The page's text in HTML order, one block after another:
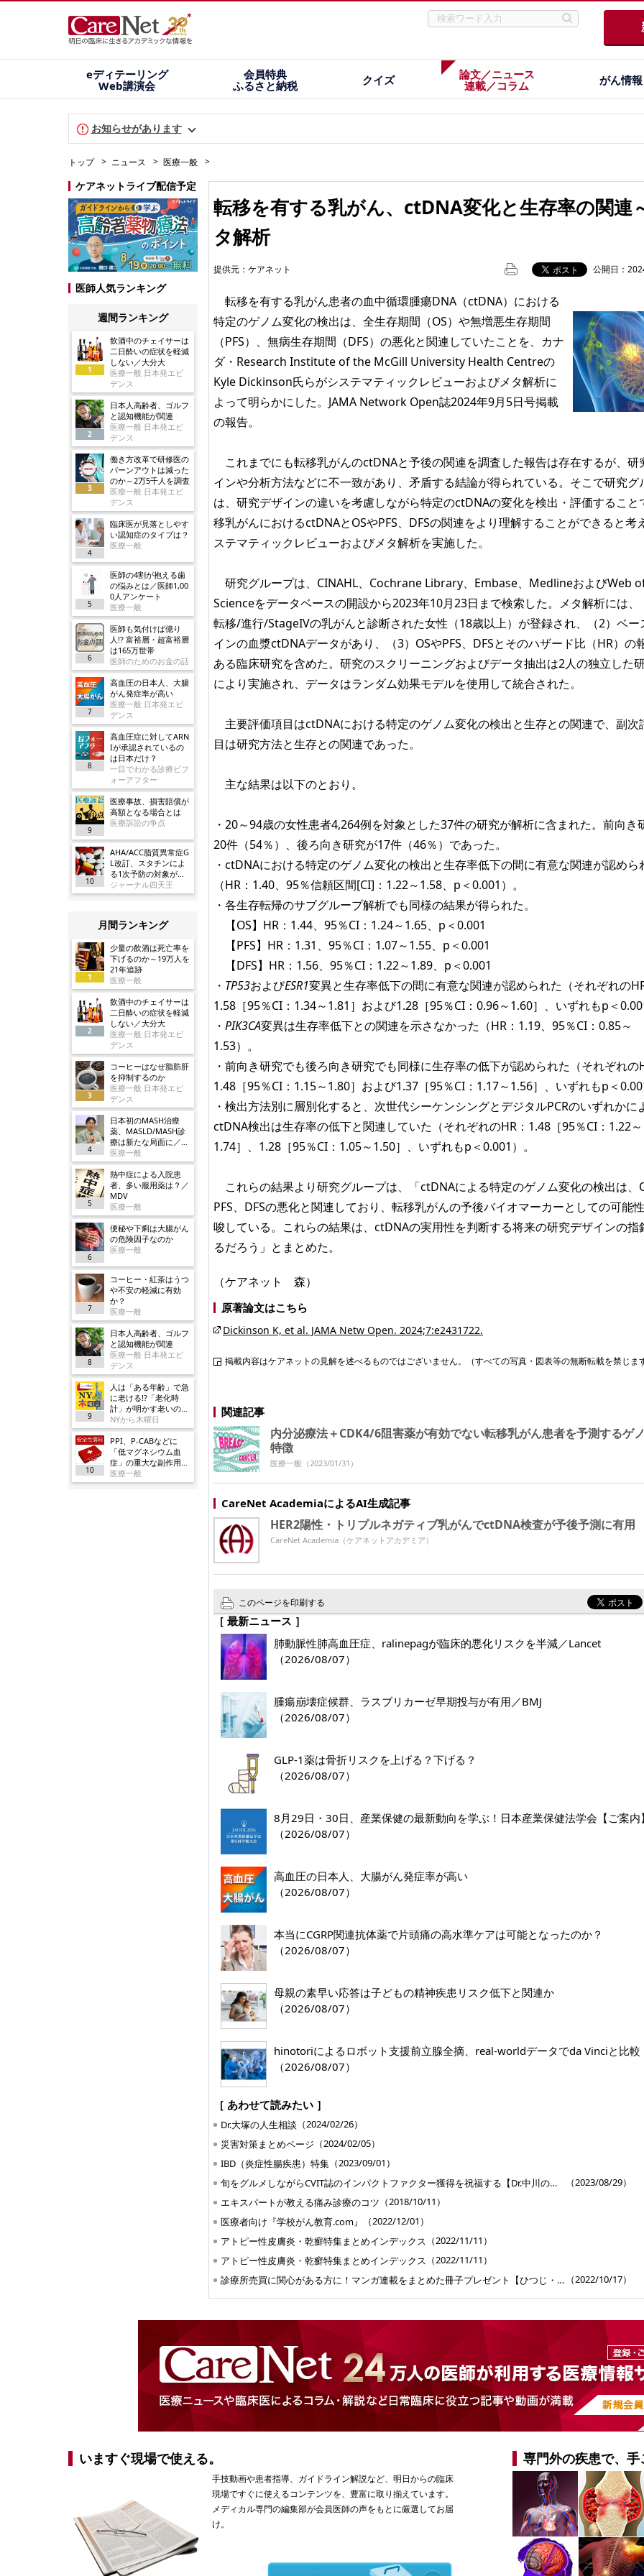
eディテーリング
Web講演会
会員特典
ふるさと納税
クイズ
論文／ニュース
連載／コラム
がん情報
お知らせがあります
トップ ニュース 医療一般
ケアネットライブ配信予定
医師人気ランキング
週間ランキング
1
飲酒中のチェイサーは
二日酔いの症状を軽減
しない／大分大
医療一般 日本発エビ
デンス
2
日本人高齢者、ゴルフ
と認知機能が関連
医療一般 日本発エビ
デンス
3
働き方改革で研修医の
バーンアウトは減った
のか～2万5千人を調査
医療一般 日本発エビ
デンス
4
臨床医が見落としやす
い認知症のタイプは？
医療一般
5
医師の4割が抱える歯
の悩みとは／医師1,00
0人アンケート
医療一般
6
医師も気付けば億り
人!? 富裕層・超富裕層
は165万世帯
医師のためのお金の話
7
高血圧の日本人、大腸
がん発症率が高い
医療一般 日本発エビ
デンス
8
高血圧症に対してARN
Iが承認されているの
は日本だけ？
一目でわかる診療ビフ
ォーアフター
9
医療事故、損害賠償が
高額となる場合とは
医療訴訟の争点
10
AHA/ACC脂質異常症G
L改訂、スタチンによ
る1次予防の対象が大
幅に拡大／JAMA
ジャーナル四天王
月間ランキング
1
少量の飲酒は死亡率を
下げるのか～19万人を
21年追跡
医療一般
2
飲酒中のチェイサーは
二日酔いの症状を軽減
しない／大分大
医療一般 日本発エビ
デンス
3
コーヒーはなぜ脂肪肝
を抑制するのか
医療一般 日本発エビ
デンス
4
日本初のMASH治療
薬、MASLD/MASH診
療は新たな局面に／ノ
ボ
医療一般
5
熱中症による入院患
者、多い服用薬は？／
MDV
医療一般
6
便秘や下痢は大腸がん
の危険因子なのか
医療一般
7
コーヒー・紅茶はうつ
や不安の軽減に有効
か？
医療一般
8
日本人高齢者、ゴルフ
と認知機能が関連
医療一般 日本発エビ
デンス
9
人は「ある年齢」で急
に老ける!?「老化時
計」が明かす老いの正
体
NYから木曜日
10
PPI、P-CABなどに
「低マグネシウム血
症」の重大な副作用追
加／厚労省
医療一般
転移を有する乳がん、ctDNA変化と生存率の関連
タ解析
提供元： ケアネット 公開日：
転移を有する乳がん患者の血中循環腫瘍DNA（ctDNA）における
特定のゲノム変化の検出は、全生存期間（OS）や無増悪生存期間
（PFS）、無病生存期間（DFS）の悪化と関連していたことを、カナ
ダ・Research Institute of the McGill University Health Centreの
Kyle Dickinson氏らがシステマティックレビューおよびメタ解析に
よって明らかにした。JAMA Network Open誌2024年9月5日号掲載
の報告。
これまでにも転移乳がんのctDNAと予後の関連を調査した報告は存在するが、研
インや分析方法などに不一致があり、矛盾する結論が得られている。そこで研究グ
は、研究デザインの違いを考慮しながら特定のctDNAの変化を検出・評価すること
移乳がんにおけるctDNAとOSやPFS、DFSの関連をより理解することができると考
ステマティックレビューおよびメタ解析を実施した。
研究グループは、CINAHL、Cochrane Library、Embase、MedlineおよびWeb
Scienceをデータベースの開設から2023年10月23日まで検索した。メタ解析には、
転移/進行/StageIVの乳がんと診断された女性（18歳以上）が登録され、（2）ベー
インの血漿ctDNAデータがあり、（3）OSやPFS、DFSとそのハザード比（HR）の
ある臨床研究を含めた。研究のスクリーニングおよびデータ抽出は2人の独立した
により実施され、データはランダム効果モデルを使用して統合された。
主要評価項目はctDNAにおける特定のゲノム変化の検出と生存との関連で、副次
目は研究方法と生存との関連であった。
主な結果は以下のとおり。
・20～94歳の女性患者4,264例を対象とした37件の研究が解析に含まれた。前向き
20件（54％）、後ろ向き研究が17件（46％）であった。
・ctDNAにおける特定のゲノム変化の検出と生存率低下の間に有意な関連が認めら
（HR：1.40、95％信頼区間[CI]：1.22～1.58、p＜0.001）。
・各生存転帰のサブグループ解析でも同様の結果が得られた。
【OS】HR：1.44、95％CI：1.24～1.65、p＜0.001
【PFS】HR：1.31、95％CI：1.07～1.55、p＜0.001
【DFS】HR：1.56、95％CI：1.22～1.89、p＜0.001
・ TP53およびESR1変異と生存率低下の間に有意な関連が認められた（それぞれの
1.58［95％CI：1.34～1.81］および1.28［95％CI：0.96～1.60］、いずれもp＜
・ PIK3CA変異は生存率低下との関連を示さなかった（HR：1.19、95％CI：0.85～
1.53）。
・前向き研究でも後ろ向き研究でも同様に生存率の低下が認められた（それぞれの
1.48［95％CI：1.15～1.80］および1.37［95％CI：1.17～1.56］、いずれもp＜
・検出方法別に層別化すると、次世代シーケンシングとデジタルPCRのいずれかに
ctDNA検出は生存率の低下と関連していた（それぞれのHR：1.48［95％CI：1.22～
1.74］、1.28［95％CI：1.05～1.50］、いずれもp＜0.001）。
これらの結果より研究グループは、「ctDNAによる特定のゲノム変化の検出は、
PFS、DFSの悪化と関連しており、転移乳がんの予後バイオマーカーとしての可能
唆している。これらの結果は、ctDNAの実用性を判断する将来の研究デザインの指
るだろう」とまとめた。
（ケアネット 森）
原著論文はこちら
Dickinson K, et al. JAMA Netw Open. 2024;7:e2431722.
掲載内容はケアネットの見解を述べるものではございません。（すべての写真・図表等の無断転載を禁じま
関連記事
内分泌療法＋CDK4/6阻害薬が有効でない転移乳がん患者を予測するゲ
特徴
医療一般 （2023/01/31）
CareNet AcademiaによるAI生成記事
HER2陽性・トリプルネガティブ乳がんでctDNA検査が予後予測に有用
CareNet Academia（ケアネットアカデミア）
このページを印刷する
［ 最新ニュース ］
肺動脈性肺高血圧症、ralinepagが臨床的悪化リスクを半減／Lancet
（2026/08/07）
腫瘍崩壊症候群、ラスブリカーゼ早期投与が有用／BMJ
（2026/08/07）
GLP-1薬は骨折リスクを上げる？下げる？
（2026/08/07）
8月29日・30日、産業保健の最新動向を学ぶ！日本産業保健法学会【ご案内】
（2026/08/07）
高血圧の日本人、大腸がん発症率が高い
（2026/08/07）
本当にCGRP関連抗体薬で片頭痛の高水準ケアは可能となったのか？
（2026/08/07）
母親の素早い応答は子どもの精神疾患リスク低下と関連か
（2026/08/07）
hinotoriによるロボット支援前立腺全摘、real-worldデータでda Vinciと比較
（2026/08/07）
［ あわせて読みたい ］
Dr.大塚の人生相談 （2024/02/26）
災害対策まとめページ （2024/02/05）
IBD（炎症性腸疾患）特集 （2023/09/01）
旬をグルメしながらCVIT誌のインパクトファクター獲得を祝福する【Dr.中川の「論文・見聞・いい気分」】第63回
（2023/08/29）
エキスパートが教える痛み診療のコツ （2018/10/11）
医療者向け『学校がん教育.com』
（2022/12/01）
アトピー性皮膚炎・乾癬特集まとめインデックス （2022/11/11）
アトピー性皮膚炎・乾癬特集まとめインデックス （2022/11/11）
診療所売買に関心がある方に！マンガ連載をまとめた冊子プレゼント【ひつじ・ヤギ先生と学ぶ 医業承継キソの基礎 】第43回 （2022/10/17）
いますぐ現場で使える。
手技動画や患者指導、ガイドライン解説など、明日からの臨床
現場ですぐに使えるコンテンツを、豊富に取り揃えています。
メディカル専門の編集部が会員医師の声をもとに厳選してお届
け。
専門外の疾患で、手